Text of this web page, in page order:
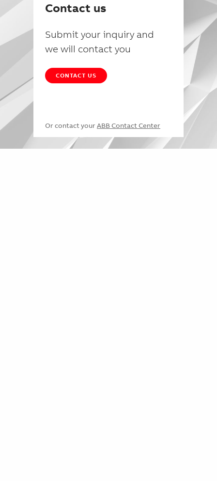
Contact us
Submit your inquiry and
we will contact you
CONTACT US
Or contact your ABB Contact Center